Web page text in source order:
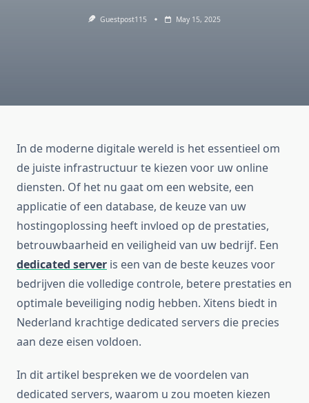
Guestpost115 May 15, 2025
In de moderne digitale wereld is het essentieel om
de juiste infrastructuur te kiezen voor uw online
diensten. Of het nu gaat om een website, een
applicatie of een database, de keuze van uw
hostingoplossing heeft invloed op de prestaties,
betrouwbaarheid en veiligheid van uw bedrijf. Een
dedicated server is een van de beste keuzes voor
bedrijven die volledige controle, betere prestaties en
optimale beveiliging nodig hebben. Xitens biedt in
Nederland krachtige dedicated servers die precies
aan deze eisen voldoen.
In dit artikel bespreken we de voordelen van
dedicated servers, waarom u zou moeten kiezen